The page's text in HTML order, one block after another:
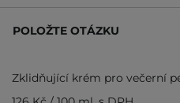
POLOŽTE OTÁZKU
Zklidňující krém pro večerní